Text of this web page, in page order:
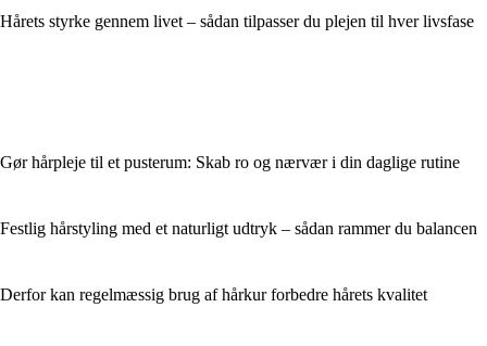
Hårets styrke gennem livet – sådan tilpasser du plejen til hver livsfase
Gør hårpleje til et pusterum: Skab ro og nærvær i din daglige rutine
Festlig hårstyling med et naturligt udtryk – sådan rammer du balancen
Derfor kan regelmæssig brug af hårkur forbedre hårets kvalitet